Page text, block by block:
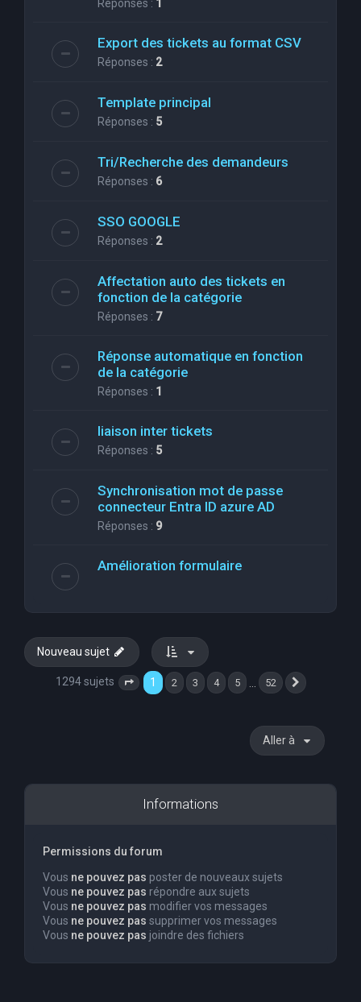
Réponses : 1
Export des tickets au format CSV
Réponses : 2
Template principal
Réponses : 5
Tri/Recherche des demandeurs
Réponses : 6
SSO GOOGLE
Réponses : 2
Affectation auto des tickets en
fonction de la catégorie
Réponses : 7
Réponse automatique en fonction
de la catégorie
Réponses : 1
liaison inter tickets
Réponses : 5
Synchronisation mot de passe
connecteur Entra ID azure AD
Réponses : 9
Amélioration formulaire
Nouveau sujet
1294 sujets Page 1 sur52
1 2 3 4 5 52
Aller à
Informations
Permissions du forum
Vous ne pouvez pas poster de nouveaux sujets
Vous ne pouvez pas répondre aux sujets
Vous ne pouvez pas modifier vos messages
Vous ne pouvez pas supprimer vos messages
Vous ne pouvez pas joindre des fichiers